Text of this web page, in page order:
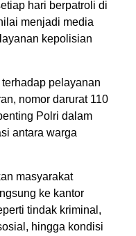
hari berpatroli di
menjadi media
kepolisian
pelayanan
nomor darurat 110
Polri dalam
antara warga
masyarakat
ke kantor
tindak kriminal,
hingga kondisi